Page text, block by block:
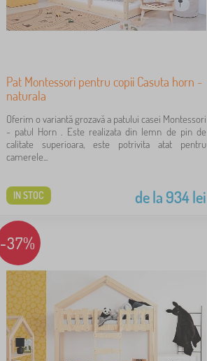
Pat Montessori pentru copii Casuta horn -
naturala
Oferim o variantă grozavă a patului casei Montessori
- patul Horn . Este realizata din lemn de pin de
calitate superioara, este potrivita atat pentru
camerele...
de la 934lei
IN STOC
-37%